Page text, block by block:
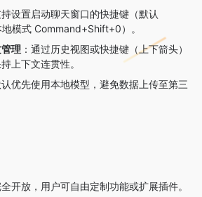
持设置启动聊天窗口的快捷键（默认
模式 Command+Shift+0）。
理 ：通过历史视图或快捷键（上下箭头）
上下文连贯性。
认优先使用本地模型，避免数据上传至第三
全开放，用户可自由定制功能或扩展插件。